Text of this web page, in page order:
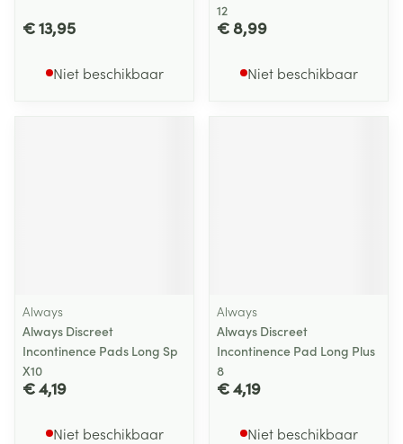
€ 13,95
Niet beschikbaar
12
€ 8,99
Niet beschikbaar
Always
Always Discreet
Incontinence Pads Long Sp
X10
€ 4,19
Niet beschikbaar
Always
Always Discreet
Incontinence Pad Long Plus
8
€ 4,19
Niet beschikbaar